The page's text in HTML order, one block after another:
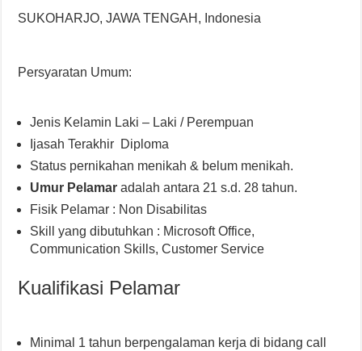
SUKOHARJO, JAWA TENGAH, Indonesia
Persyaratan Umum:
Jenis Kelamin Laki – Laki / Perempuan
Ijasah Terakhir Diploma
Status pernikahan menikah & belum menikah.
Umur Pelamaradalah antara 21 s.d. 28 tahun.
Fisik Pelamar : Non Disabilitas
Skill yang dibutuhkan : Microsoft Office,
Communication Skills, Customer Service
Kualifikasi Pelamar
Minimal 1 tahun berpengalaman kerja di bidang call